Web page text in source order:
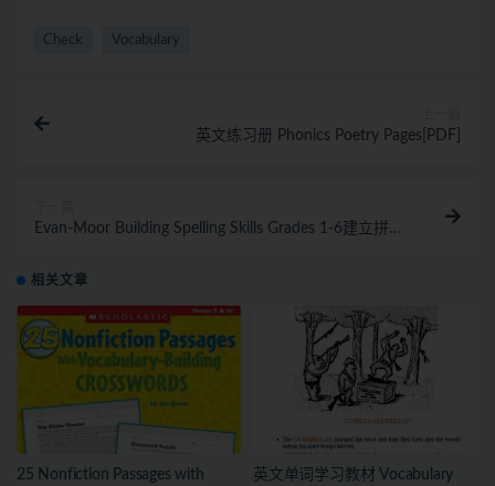
Check Vocabulary
英文练习册 Phonics Poetry Pages[PDF]
Evan-Moor Building Spelling Skills Grades 1-6建立拼写
相关文章
25 Nonfiction Passages with
英文单词学习教材 Vocabulary